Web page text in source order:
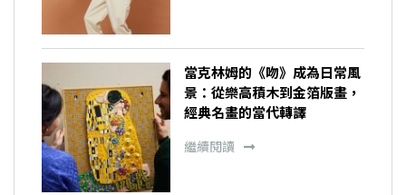
當克林姆的《吻》成為日常風
景：從樂高積木到金箔版畫，
經典名畫的當代轉譯
繼續閱讀